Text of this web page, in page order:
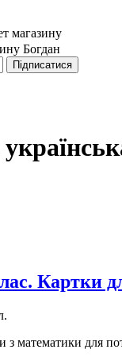
магазину
Богдан
Картки
з математики для